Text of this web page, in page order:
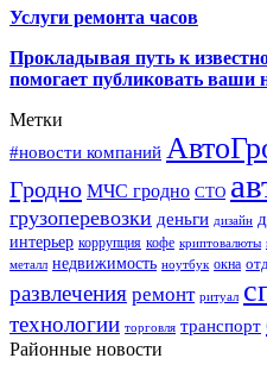
Услуги ремонта часов
Прокладывая путь к
помогает публиковать
Метки
#новости компаний
Гродно МЧС гродно СТО
грузоперевозки деньги дизайн
интерьер коррупция кофе криптовалюты
металл недвижимость ноутбук окна
развлечения ремонт ритуал
технологии торговля транспорт
Районные новости